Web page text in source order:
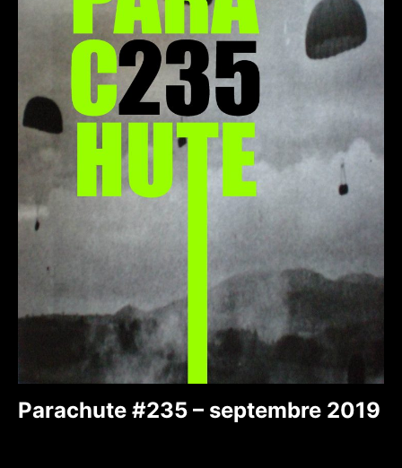
Parachute #235 – septembre 2019